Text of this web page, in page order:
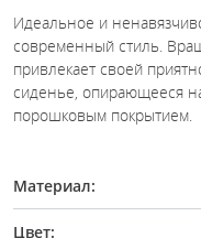
Идеальное и
современный стиль.
привлекает своей
сиденье, опирающееся
порошковым покрытием.
Материал:
Цвет: